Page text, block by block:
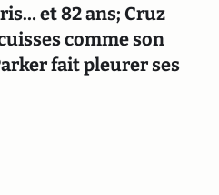
et 82 ans; Cruz
comme son
fait pleurer ses